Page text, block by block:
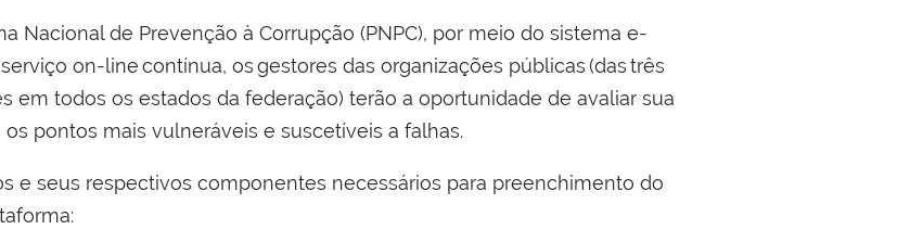
Nacional de Prevenção à Corrupção (PNPC), por meio do sistema e-
on-line contínua, os gestores das organizações públicas (das três
em todos os estados da federação) terão a oportunidade de avaliar sua
os pontos mais vulneráveis e suscetíveis a falhas.
e seus respectivos componentes necessários para preenchimento do